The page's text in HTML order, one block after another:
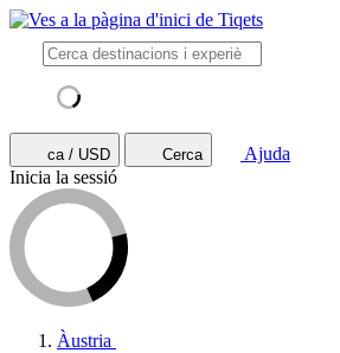
ca / USD Cerca
Ajuda
Inicia la sessió
Àustria